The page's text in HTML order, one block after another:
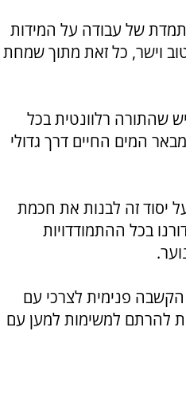
של עבודה על המידות
וישר, כל זאת מתוך שמחת
שהתורה רלוונטית בכל
המים החיים דרך גדולי
יסוד זה לבנות את חכמת
בכל ההתמודדויות
פנימית לצרכי עם
להרתם למשימות למען עם